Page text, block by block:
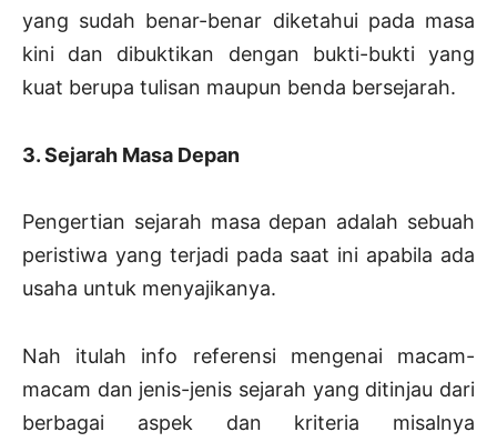
yang sudah benar-benar diketahui pada masa
kini dan dibuktikan dengan bukti-bukti yang
kuat berupa tulisan maupun benda bersejarah.
3. Sejarah Masa Depan
Pengertian sejarah masa depan adalah sebuah
peristiwa yang terjadi pada saat ini apabila ada
usaha untuk menyajikanya.
Nah itulah info referensi mengenai macam-
macam dan jenis-jenis sejarah yang ditinjau dari
berbagai aspek dan kriteria misalnya